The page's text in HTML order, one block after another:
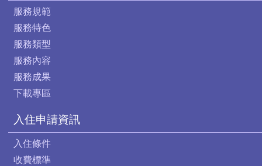
服務規範
服務特色
服務類型
服務內容
服務成果
下載專區
入住申請資訊
入住條件
收費標準